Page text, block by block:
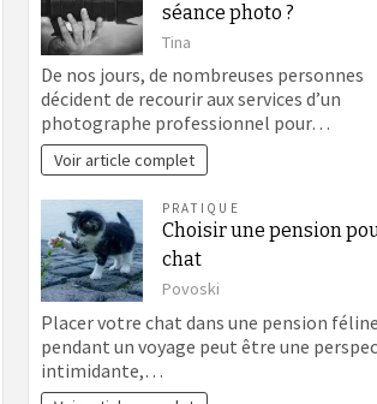
séance photo ?
Tina
De nos jours, de nombreuses personnes
décident de recourir aux services d’un
photographe professionnel pour…
Voir article complet
PRATIQUE
Choisir une pension
chat
Povoski
Placer votre chat dans une pension féline
pendant un voyage peut être une
intimidante,…